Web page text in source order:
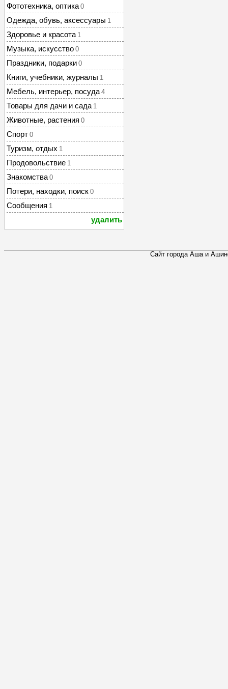
Фототехника, оптика 0
Одежда, обувь, аксессуары 1
Здоровье и красота 1
Музыка, искусство 0
Праздники, подарки 0
Книги, учебники, журналы 1
Мебель, интерьер, посуда 4
Товары для дачи и сада 1
Животные, растения 0
Спорт 0
Туризм, отдых 1
Продовольствие 1
Знакомства 0
Потери, находки, поиск 0
Сообщения 1
удалить
Сайт города Аша и